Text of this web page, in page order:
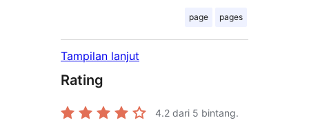
page pages
Tampilan lanjut
Rating
4.2 dari 5 bintang.